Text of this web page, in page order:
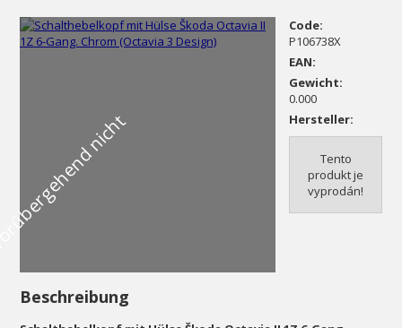
Code:
P106738X
EAN:
Gewicht:
0.000
Hersteller:
Tento
produkt je
vyprodán!
Beschreibung